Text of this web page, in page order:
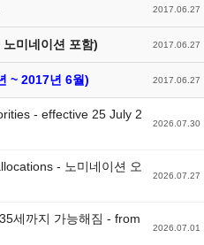
2017.06.27
미네이션 포함) 2017.06.27
~ 2017년 6월) 2017.06.27
- effective 25 July 2
2026.07.30
- 노미네이션 오
2026.07.27
세까지 가능해짐 - from
2026.07.01